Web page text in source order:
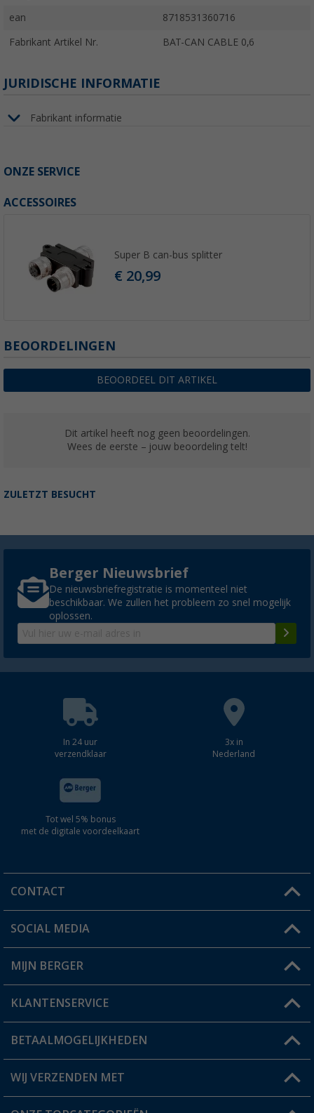
ean 8718531360716
Fabrikant Artikel Nr. BAT-CAN CABLE 0,6
JURIDISCHE INFORMATIE
Fabrikant informatie
ONZE SERVICE
ACCESSOIRES
Super B can-bus splitter
€ 20,99
BEOORDELINGEN
BEOORDEEL DIT ARTIKEL
Dit artikel heeft nog geen beoordelingen.
Wees de eerste – jouw beoordeling telt!
ZULETZT BESUCHT
Berger Nieuwsbrief
De nieuwsbriefregistratie is momenteel niet
beschikbaar. We zullen het probleem zo snel mogelijk
oplossen.
In 24 uur
verzendklaar
3x in
Nederland
Tot wel 5% bonus
met de digitale voordeelkaart
CONTACT
Een vraag?
Winkel vinden
SOCIAL MEDIA
MIJN BERGER
Mijn account
Status bestelling
Verlanglijstje
KLANTENSERVICE
FAQ & Contact
Verzendinformatie
BETAALMOGELIJKHEDEN
WIJ VERZENDEN MET